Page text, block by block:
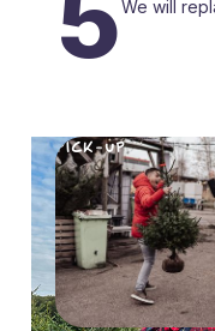
We will
PICK-UP